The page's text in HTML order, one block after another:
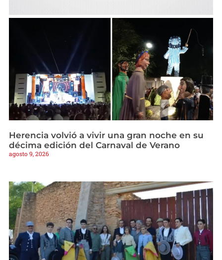
Herencia volvió a vivir una gran noche en su
décima edición del Carnaval de Verano
agosto 9, 2026